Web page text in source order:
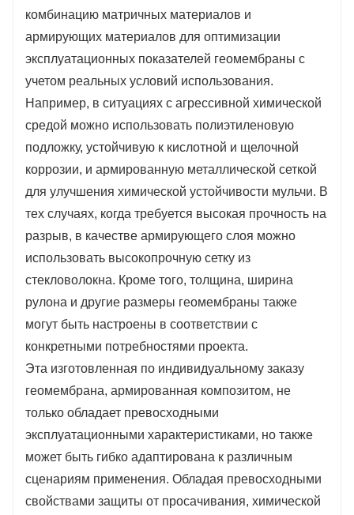
делают их незаменимым выбором для
решения задач повышенной сложности.
комбинацию матричных материалов и
армирующих материалов для оптимизации
эксплуатационных показателей геомембраны с
учетом реальных условий использования.
Например, в ситуациях с агрессивной химической
средой можно использовать полиэтиленовую
подложку, устойчивую к кислотной и щелочной
коррозии, и армированную металлической сеткой
для улучшения химической устойчивости мульчи. В
тех случаях, когда требуется высокая прочность на
разрыв, в качестве армирующего слоя можно
использовать высокопрочную сетку из
стекловолокна. Кроме того, толщина, ширина
рулона и другие размеры геомембраны также
могут быть настроены в соответствии с
конкретными потребностями проекта.
Эта изготовленная по индивидуальному заказу
геомембрана, армированная композитом, не
только обладает превосходными
эксплуатационными характеристиками, но также
может быть гибко адаптирована к различным
сценариям применения. Обладая превосходными
свойствами защиты от просачивания, химической